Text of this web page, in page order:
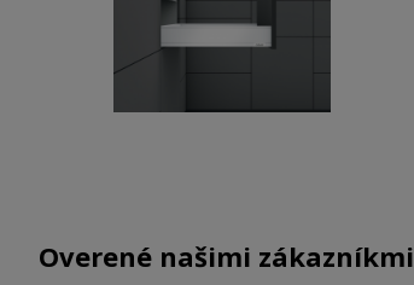
Overené našimi zákazníkmi